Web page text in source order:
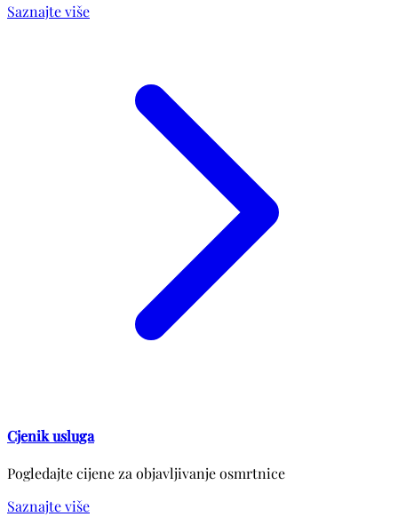
Saznajte više
Cjenik usluga
Pogledajte cijene za objavljivanje osmrtnice
Saznajte više